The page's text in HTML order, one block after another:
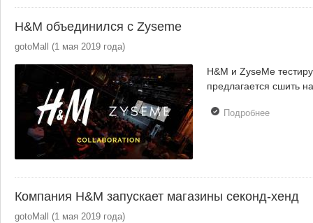
«Ленты»
H&M объединился с Zyseme
gotoMall (1 мая 2019 года)
H&M и ZyseMe
предлагается сшить
Подробнеео H&M
Компания H&M запускает магазины секонд-хенд
gotoMall (1 мая 2019 года)